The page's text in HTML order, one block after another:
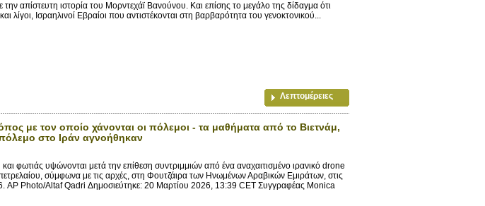
απίστευτη ιστορία του Μορντεχάϊ Βανούνου. Και επίσης το μεγάλο της δίδαγμα ότι
λίγοι, Ισραηλινοί Εβραίοι που αντιστέκονται στη βαρβαρότητα του γενοκτονικού...
Λεπτομέρειες
με τον οποίο χάνονται οι πόλεμοι - τα μαθήματα από το Βιετνάμ,
στο Ιράν αγνοήθηκαν
φωτιάς υψώνονται μετά την επίθεση συντριμμιών από ένα αναχαιτισμένο ιρανικό drone
σύμφωνα με τις αρχές, στη Φουτζάιρα των Ηνωμένων Αραβικών Εμιράτων, στις
AP Photo/Altaf Qadri Δημοσιεύτηκε: 20 Μαρτίου 2026, 13:39 CET Συγγραφέας Monica